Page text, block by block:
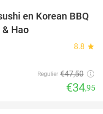
26%
en Korean BBQ
Hao
8.8 star
Regulier €47,50
€34,95